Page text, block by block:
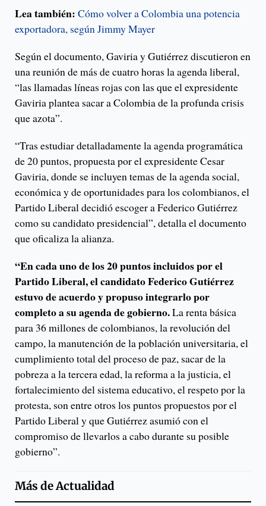
Lea también: Cómo volver a Colombia una potencia
exportadora, según Jimmy Mayer
Según el documento, Gaviria y Gutiérrez discutieron en
una reunión de más de cuatro horas la agenda liberal,
“las llamadas líneas rojas con las que el expresidente
Gaviria plantea sacar a Colombia de la profunda crisis
que azota”.
“Tras estudiar detalladamente la agenda programática
de 20 puntos, propuesta por el expresidente Cesar
Gaviria, donde se incluyen temas de la agenda social,
económica y de oportunidades para los colombianos, el
Partido Liberal decidió escoger a Federico Gutiérrez
como su candidato presidencial”, detalla el documento
que oficaliza la alianza.
“En cada uno de los 20 puntos incluidos por el
Partido Liberal, el candidato Federico Gutiérrez
estuvo de acuerdo y propuso integrarlo por
completo a su agenda de gobierno.La renta básica
para 36 millones de colombianos, la revolución del
campo, la manutención de la población universitaria, el
cumplimiento total del proceso de paz, sacar de la
pobreza a la tercera edad, la reforma a la justicia, el
fortalecimiento del sistema educativo, el respeto por la
protesta, son entre otros los puntos propuestos por el
Partido Liberal y que Gutiérrez asumió con el
compromiso de llevarlos a cabo durante su posible
gobierno”.
Más deActualidad